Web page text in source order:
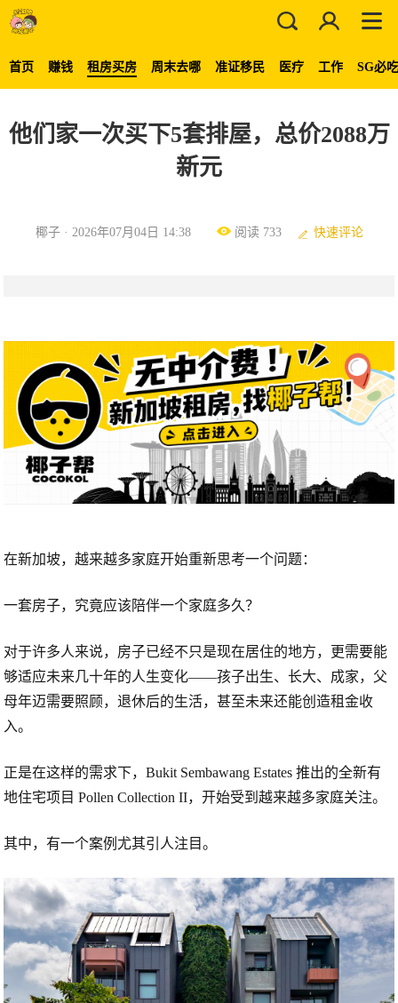
首页 赚钱 租房买房 周末去哪 准证移民 医疗 工作 SG必
他们家一次买下5套排屋，总价2088万
新元
椰子 · 2026年07月04日 14:38 阅读 733 快速评论
在新加坡，越来越多家庭开始重新思考一个问题：
一套房子，究竟应该陪伴一个家庭多久？
对于许多人来说，房子已经不只是现在居住的地方，更需要能
够适应未来几十年的人生变化——孩子出生、长大、成家，父
母年迈需要照顾，退休后的生活，甚至未来还能创造租金收
入。
正是在这样的需求下，Bukit Sembawang Estates 推出的全新有
地住宅项目Pollen Collection II，开始受到越来越多家庭关注。
其中，有一个案例尤其引人注目。